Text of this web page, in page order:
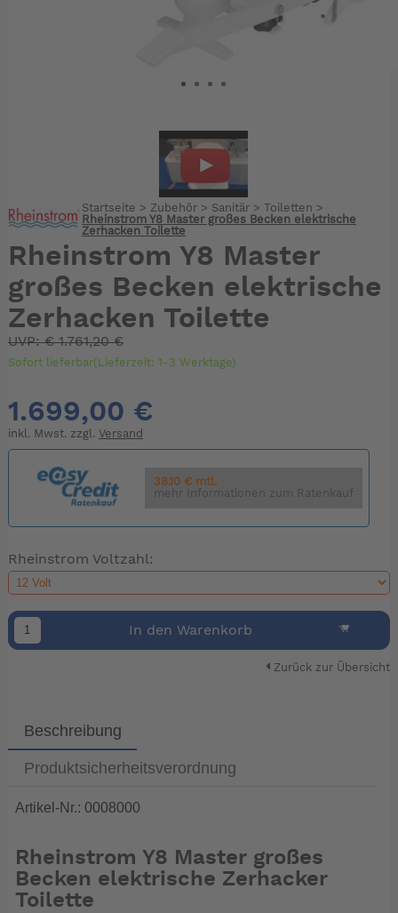
Startseite > Zubehör > Sanitär > Toiletten >
Rheinstrom Y8 Master großes Becken elektrische
Zerhacken Toilette
Rheinstrom Y8 Master
großes Becken elektrische
Zerhacken Toilette
UVP:€1.761,20 €
Sofort lieferbar(Lieferzeit: 1-3 Werktage)
1.699,00 €
inkl. Mwst. zzgl. Versand
38.10 € mtl.
mehr Informationen zum Ratenkauf
Rheinstrom Voltzahl:
In den Warenkorb
Zurück zur Übersicht
Beschreibung
Produktsicherheitsverordnung
Artikel-Nr.: 0008000
Rheinstrom Y8 Master großes
Becken elektrische Zerhacker
Toilette